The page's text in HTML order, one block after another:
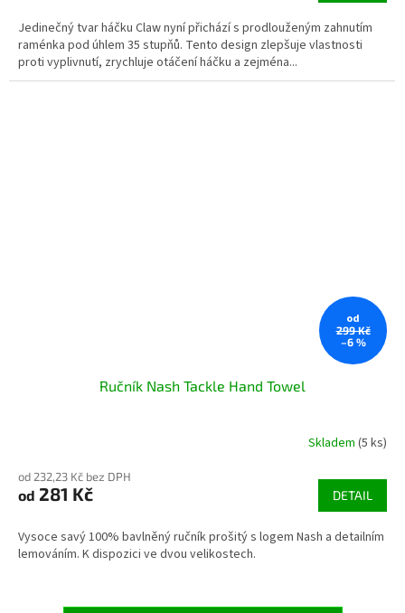
Jedinečný tvar háčku Claw nyní přichází s prodlouženým zahnutím
raménka pod úhlem 35 stupňů. Tento design zlepšuje vlastnosti
proti vyplivnutí, zrychluje otáčení háčku a zejména...
od
299 Kč
–6 %
Ručník Nash Tackle Hand Towel
Skladem (5 ks)
od 232,23 Kč bez DPH
od 281 Kč DETAIL
Vysoce savý 100% bavlněný ručník prošitý s logem Nash a detailním
lemováním. K dispozici ve dvou velikostech.